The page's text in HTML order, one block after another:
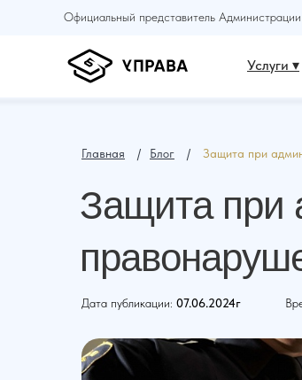
Услуги ▾
Официальный представитель
Защита при
Дата публикации: 07.06.2024г
Главная ⠀ /⠀ Блог ⠀ /⠀ Защита при